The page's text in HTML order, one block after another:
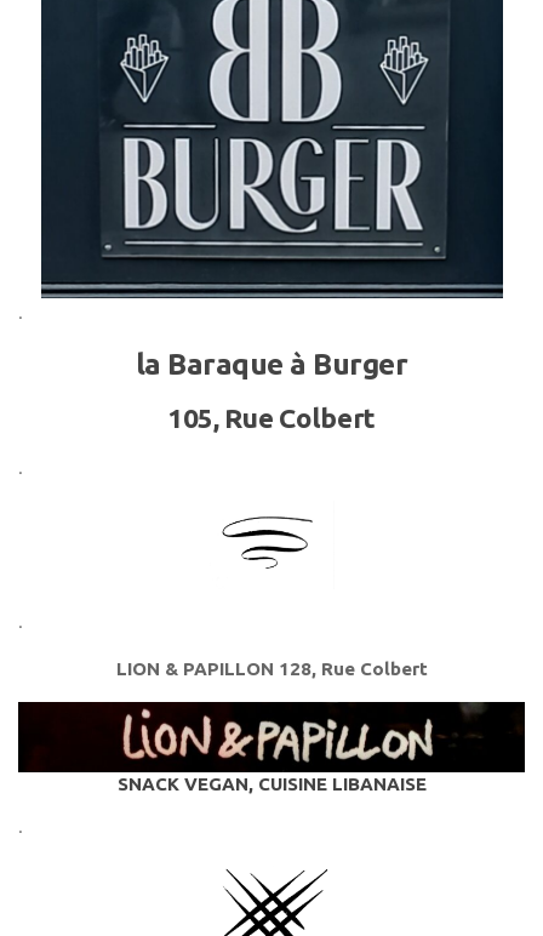
.
la Baraque à Burger
105, Rue Colbert
.
.
LION & PAPILLON 128, Rue Colbert
SNACK VEGAN, CUISINE LIBANAISE
.